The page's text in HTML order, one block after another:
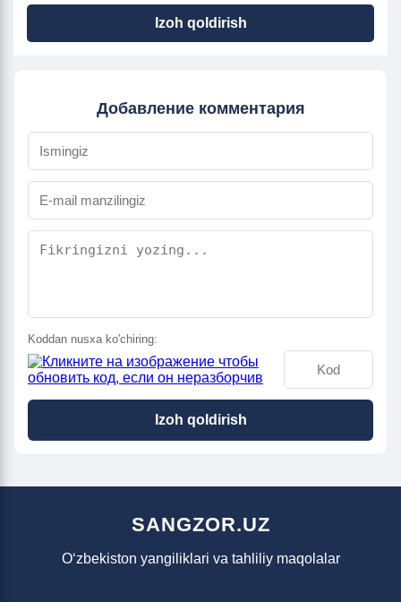
Izoh qoldirish
Добавление комментария
Koddan nusxa ko'chiring:
Izoh qoldirish
SANGZOR.UZ
O‘zbekiston yangiliklari va tahliliy maqolalar